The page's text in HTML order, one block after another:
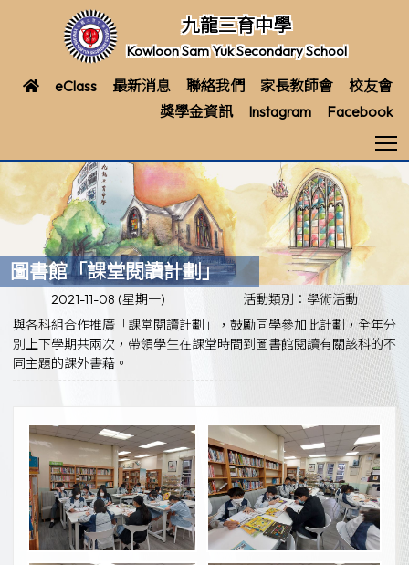
九龍三育中學
Kowloon Sam Yuk Secondary School
eClass 最新消息 聯絡我們 家長教師會
校友會
獎學金資訊
Instagram Facebook
圖書館「課堂閱讀計劃」
2021-11-08 (星期一)
活動類別：學術活動
與各科組合作推廣「課堂閱讀計劃」，鼓勵同學參加此計劃，全年分
別上下學期共兩次，帶領學生在課堂時間到圖書館閱讀有關該科的不
同主題的課外書藉。